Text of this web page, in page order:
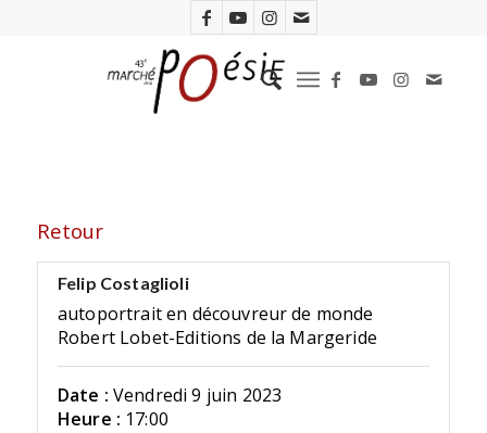
Retour
Felip Costaglioli
autoportrait en découvreur de monde
Robert Lobet-Editions de la Margeride
Date : Vendredi 9 juin 2023
Heure : 17:00